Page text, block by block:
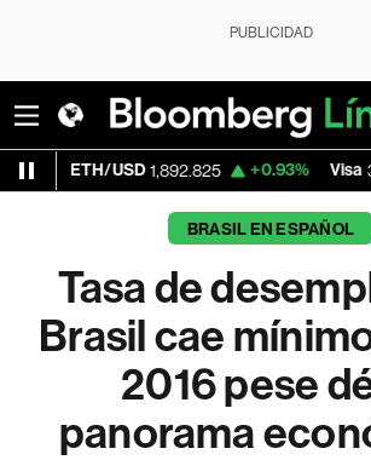
PUBLICIDAD
1,892.825 +0.93% Visa 368.11 -
BRASIL EN ESPAÑOL
Tasa de
Brasil cae
2016 pese
panorama